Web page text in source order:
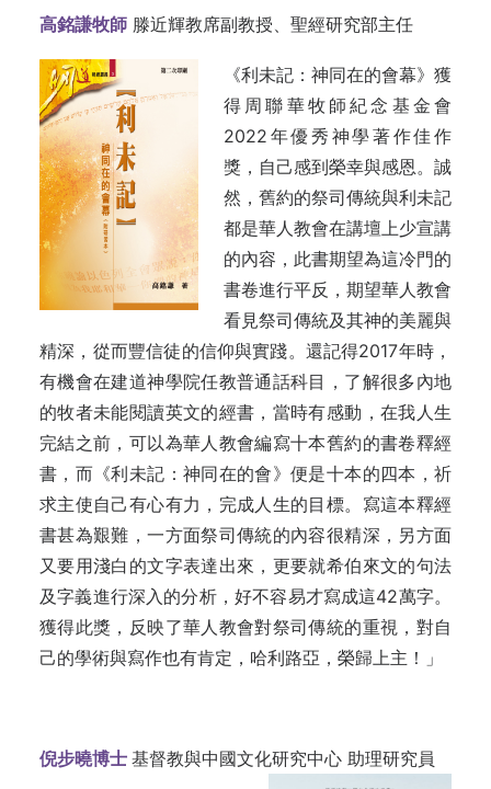
高銘謙牧師 滕近輝教席副教授、聖經研究部主任
《利未記：神同在的會幕》獲
得周聯華牧師紀念基金會
2022年優秀神學著作佳作
獎，自己感到榮幸與感恩。誠
然，舊約的祭司傳統與利未記
都是華人教會在講壇上少宣講
的內容，此書期望為這冷門的
書卷進行平反，期望華人教會
看見祭司傳統及其神的美麗與
精深，從而豐信徒的信仰與實踐。還記得2017年時，
有機會在建道神學院任教普通話科目，了解很多內地
的牧者未能閱讀英文的經書，當時有感動，在我人生
完結之前，可以為華人教會編寫十本舊約的書卷釋經
書，而《利未記：神同在的會》便是十本的四本，祈
求主使自己有心有力，完成人生的目標。寫這本釋經
書甚為艱難，一方面祭司傳統的內容很精深，另方面
又要用淺白的文字表達出來，更要就希伯來文的句法
及字義進行深入的分析，好不容易才寫成這42萬字。
獲得此獎，反映了華人教會對祭司傳統的重視，對自
己的學術與寫作也有肯定，哈利路亞，榮歸上主！」
倪步曉博士 基督教與中國文化研究中心 助理研究員